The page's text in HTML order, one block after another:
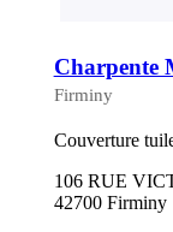
Charpente
Firminy
Couverture
106 RUE
42700 Firminy